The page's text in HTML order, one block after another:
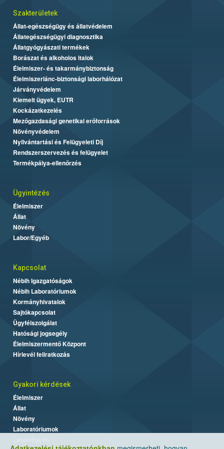
Szakterületek
Állat-egészségügy és állatvédelem
Állategészségügyi diagnosztika
Állatgyógyászati termékek
Borászat és alkoholos italok
Élelmiszer- és takarmánybiztonság
Élelmiszerlánc-biztonsági laborhálózat
Járványvédelem
Kiemelt ügyek, EUTR
Kockázatkezelés
Mezőgazdasági genetikai erőforrások
Növényvédelem
Nyilvántartási és Felügyeleti Díj
Rendszerszervezés és felügyelet
Termékpálya-ellenőrzés
Ügyintézés
Élelmiszer
Állat
Növény
Labor/Egyéb
Kapcsolat
Nébih Igazgatóságok
Nébih Laboratóriumok
Kormányhivatalok
Sajtókapcsolat
Ügyfélszolgálat
Hatósági jogsegély
Élelmiszermentő Központ
Hírlevél feliratkozás
Gyakori kérdések
Élelmiszer
Állat
Növény
Laboratóriumok